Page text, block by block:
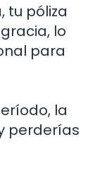
tu póliza
lo
para
la
perderías